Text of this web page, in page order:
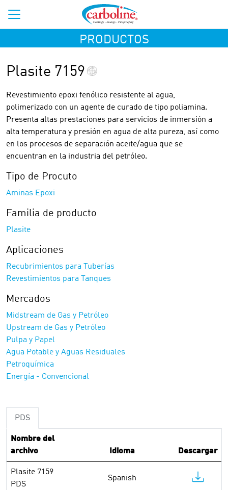
PRODUCTOS
Plasite 7159
Revestimiento epoxi fenólico resistente al agua,
polimerizado con un agente de curado de tipo poliamina.
Presenta altas prestaciones para servicios de inmersión a
alta temperatura y presión en agua de alta pureza, así como
en los procesos de separación aceite/agua que se
encuentran en la industria del petróleo.
Tipo de Procuto
Aminas Epoxi
Familia de producto
Plasite
Aplicaciones
Recubrimientos para Tuberías
Revestimientos para Tanques
Mercados
Midstream de Gas y Petróleo
Upstream de Gas y Petróleo
Pulpa y Papel
Agua Potable y Aguas Residuales
Petroquímica
Energía - Convencional
PDS
Nombre del
archivo
Idioma Descargar
Plasite 7159
PDS
Spanish